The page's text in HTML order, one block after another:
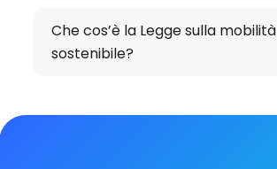
Che cos’è la Legge sulla mobilità
sostenibile?